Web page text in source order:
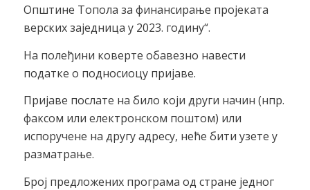
Општине Топола за финансирање пројеката
верских заједница у 2023. годину“.
На полеђини коверте обавезно навести
податке о подносиоцу пријаве.
Пријаве послате на било који други начин (нпр.
факсом или електронском поштом) или
испоручене на другу адресу, неће бити узете у
разматрање.
Број предложених програма од стране једног